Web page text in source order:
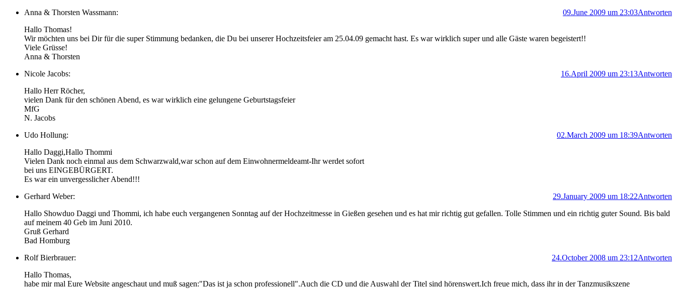
Anna & Thorsten Wassmann:
Antworten
09.June 2009 um 23:03
Hallo Thomas!
Wir möchten uns bei Dir für die super Stimmung bedanken, die Du bei unserer Hochzeitsfeier am 25.04.09 gemacht hast. Es war wirklich super und alle Gäste waren begeistert!!
Viele Grüsse!
Anna & Thorsten
Nicole Jacobs:
Antworten
16.April 2009 um 23:13
Hallo Herr Röcher,
vielen Dank für den schönen Abend, es war wirklich eine gelungene Geburtstagsfeier
MfG
N. Jacobs
Udo Hollung:
Antworten
02.March 2009 um 18:39
Hallo Daggi,Hallo Thommi
Vielen Dank noch einmal aus dem Schwarzwald,war schon auf dem Einwohnermeldeamt-Ihr werdet sofort
bei uns EINGEBÜRGERT.
Es war ein unvergesslicher Abend!!!
Gerhard Weber:
Antworten
29.January 2009 um 18:22
Hallo Showduo Daggi und Thommi, ich habe euch vergangenen Sonntag auf der Hochzeitmesse in Gießen gesehen und es hat mir richtig gut gefallen. Tolle Stimmen und ein richtig guter Sound. Bis bald
auf meinem 40 Geb im Juni 2010.
Gruß Gerhard
Bad Homburg
Rolf Bierbrauer:
Antworten
24.October 2008 um 23:12
Hallo Thomas,
habe mir mal Eure Website angeschaut und muß sagen:"Das ist ja schon professionell".Auch die CD und die Auswahl der Titel sind hörenswert.Ich freue mich, dass ihr in der Tanzmusikszene